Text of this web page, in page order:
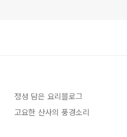
정성 담은 요리블로그
고요한 산사의 풍경소리